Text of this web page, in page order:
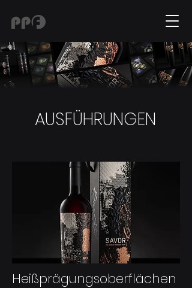
AUSFÜHRUNGEN
Heißprägungsoberflächen